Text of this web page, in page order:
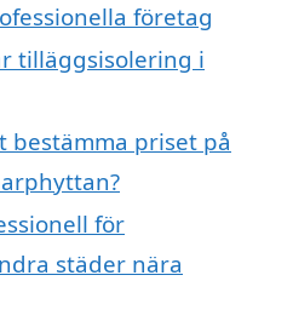
företag
tilläggsisolering i
bestämma priset på
för
städer nära